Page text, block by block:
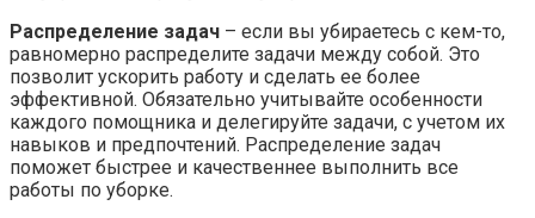
Распределение задач – если вы убираетесь с кем-то,
равномерно распределите задачи между собой. Это
позволит ускорить работу и сделать ее более
эффективной. Обязательно учитывайте особенности
каждого помощника и делегируйте задачи, с учетом их
навыков и предпочтений. Распределение задач
поможет быстрее и качественнее выполнить все
работы по уборке.